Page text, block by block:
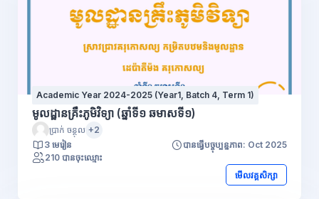
Academic Year 2024-2025 (Year1, Batch 4, Term 1)
មូលដ្ឋានគ្រឹះភូមិវិទ្យា (ឆ្នាំទី១ ឆមាសទី១)
ប្រាក់ ចន្ថុល +2
3 មេរៀន
បានធ្វើបច្ចុប្បន្នភាព: Oct 2025
210 បានចុះឈ្មោះ
មើលវគ្គសិក្សា